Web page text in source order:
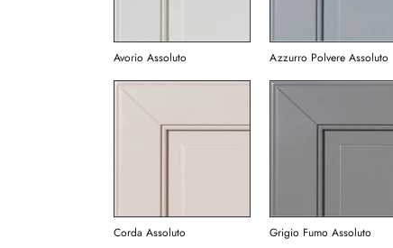
Avorio Assoluto Azzurro Polvere Assoluto
Corda Assoluto Grigio Fumo Assoluto